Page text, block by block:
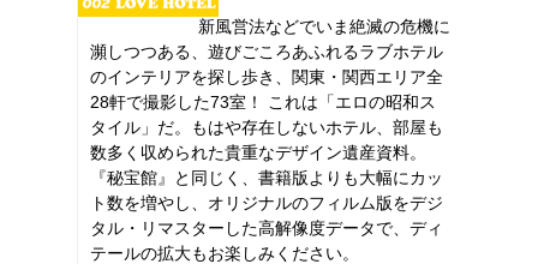
新風営法などでいま絶滅の危機に
瀕しつつある、遊びごころあふれるラブホテル
のインテリアを探し歩き、関東・関西エリア全
28軒で撮影した73室！ これは「エロの昭和ス
タイル」だ。もはや存在しないホテル、部屋も
数多く収められた貴重なデザイン遺産資料。
『秘宝館』と同じく、書籍版よりも大幅にカッ
ト数を増やし、オリジナルのフィルム版をデジ
タル・リマスターした高解像度データで、ディ
テールの拡大もお楽しみください。